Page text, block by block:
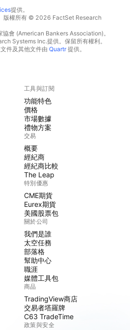
提供。
版權所有 © 2026 FactSet Research
會 (American Bankers Association)。
Systems Inc.提供。保留所有權利。
件及其他文件由 Quartr提供。
工具與訂閱
功能特色
價格
市場數據
禮物方案
交易
概要
經紀商
經紀商比較
The Leap
特別優惠
CME期貨
Eurex期貨
美國股票包
關於公司
我們是誰
太空任務
部落格
幫助中心
職涯
媒體工具包
商品
TradingView商店
交易者塔羅牌
C63 TradeTime
政策與安全